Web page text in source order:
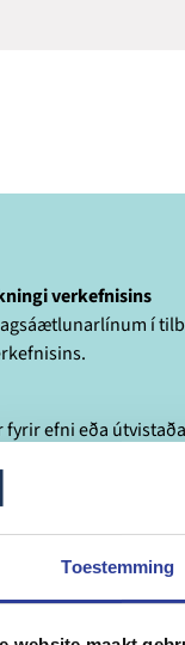
Toestemming
verkefnisins
í
efni eða
í verkefni.
vinnustundum og